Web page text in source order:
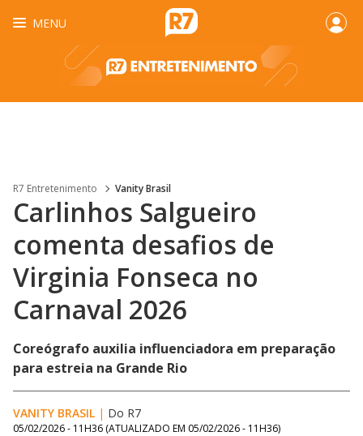
MENU
R7 Entretenimento Vanity Brasil
Carlinhos Salgueiro
comenta desafios de
Virginia Fonseca no
Carnaval 2026
Coreógrafo auxilia influenciadora em preparação
para estreia na Grande Rio
VANITY BRASIL | Do R7
05/02/2026 - 11H36 (ATUALIZADO EM 05/02/2026 - 11H36)